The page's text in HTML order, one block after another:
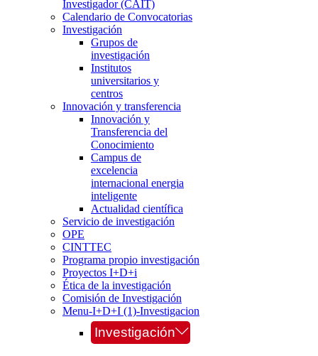
Investigador (CAIT)
Calendario de Convocatorias
Investigación
Grupos de
investigación
Institutos
universitarios y
centros
Innovación y transferencia
Innovación y
Transferencia del
Conocimiento
Campus de
excelencia
internacional energia
inteligente
Actualidad científica
Servicio de investigación
OPE
CINTTEC
Programa propio investigación
Proyectos I+D+i
Ética de la investigación
Comisión de Investigación
Menu-I+D+I (1)-Investigacion
Investigación